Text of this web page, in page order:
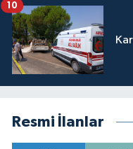
10
Resmi İlanlar